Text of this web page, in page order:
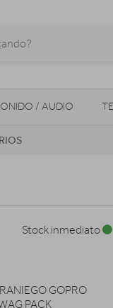
/ AUDIO
URBANA
Stock inmediato